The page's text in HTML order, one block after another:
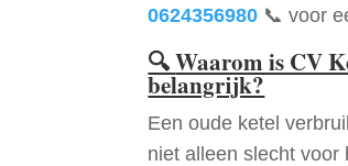
0624356980 📞 voor
🔍Waarom is CV
belangrijk?
Een oude ketel
niet alleen slecht voor